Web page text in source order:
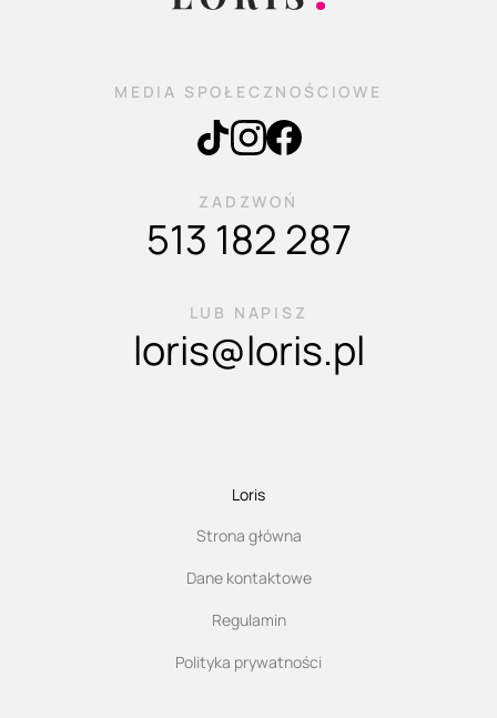
MEDIA SPOŁECZNOŚCIOWE
ZADZWOŃ
513 182 287
LUB NAPISZ
loris@loris.pl
Loris
Strona główna
Dane kontaktowe
Regulamin
Polityka prywatności